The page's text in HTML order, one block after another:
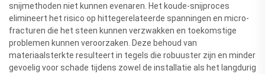
snijmethoden niet kunnen evenaren. Het koude-snijproces
elimineert het risico op hittegerelateerde spanningen en micro-
fracturen die het steen kunnen verzwakken en toekomstige
problemen kunnen veroorzaken. Deze behoud van
materiaalsterkte resulteert in tegels die robuuster zijn en minder
gevoelig voor schade tijdens zowel de installatie als het langdurig